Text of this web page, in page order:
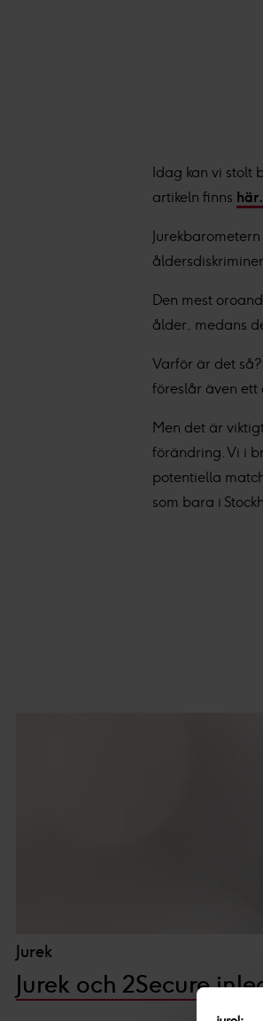
Idag kan vi stolt
artikeln finns här.
Den mest
ålder, medans
Varför är det
föreslår även
Men det är
förändring. Vi i
potentiella
som bara i
Jurek
Jurek och 2Secure